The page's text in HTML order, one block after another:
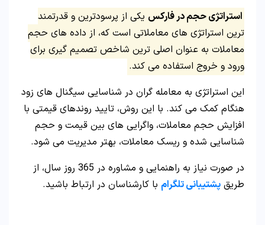
استراتژی حجم در فارکس یکی از پرسودترین و قدرتمند
ترین استراتژی های معاملاتی است که، از داده های حجم
معاملات به عنوان اصلی ترین شاخص تصمیم گیری برای
ورود و خروج استفاده می کند.
این استراتژی به معامله گران در شناسایی سیگنال های زود
هنگام کمک می کند. با این روش، تایید روندهای قیمتی با
افزایش حجم معاملات، واگرایی های بین قیمت و حجم
شناسایی شده و ریسک معاملات، بهتر مدیریت می شود.
در صورت نیاز به راهنمایی و مشاوره در 365 روز سال، از
طریق پشتیبانی تلگرام با کارشناسان در ارتباط باشید.